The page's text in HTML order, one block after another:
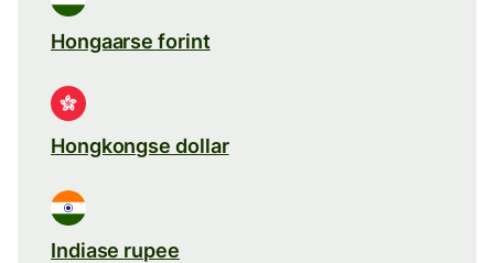
Hongaarse forint
Hongkongse dollar
Indiase rupee